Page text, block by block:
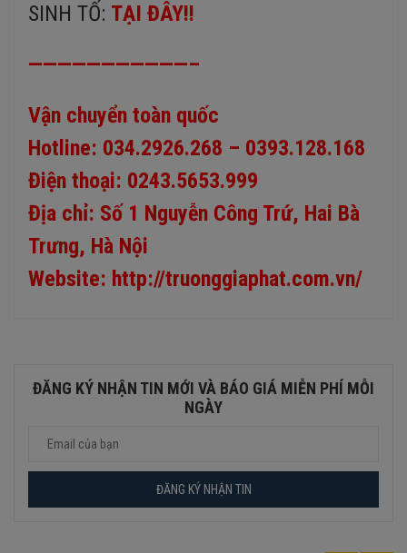
SINH TỐ: TẠI ĐÂY!!
———————————–
Vận chuyển toàn quốc
Hotline: 034.2926.268 – 0393.128.168
Điện thoại: 0243.5653.999
Địa chỉ: Số 1 Nguyễn Công Trứ, Hai Bà
Trưng, Hà Nội
Website: http://truonggiaphat.com.vn/
ĐĂNG KÝ NHẬN TIN MỚI VÀ BÁO GIÁ MIỄN PHÍ MỖI
NGÀY